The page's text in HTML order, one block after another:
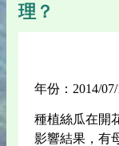
理？
年份：2014/
種植絲瓜在開
影響結果，有